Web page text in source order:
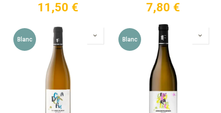
11,50 € 7,80 €
Blanc Blanc